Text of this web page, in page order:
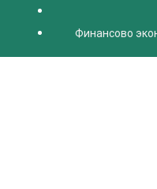
Финансово